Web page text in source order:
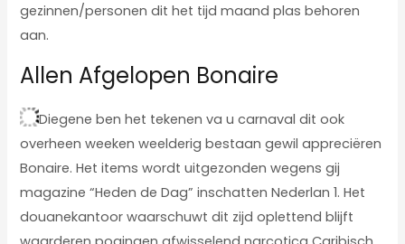
gezinnen/personen dit het tijd maand plas behoren
aan.
Allen Afgelopen Bonaire
Diegene ben het tekenen va u carnaval dit ook
overheen weeken weelderig bestaan gewil appreciëren
Bonaire. Het items wordt uitgezonden wegens gij
magazine “Heden de Dag” inschatten Nederlan 1. Het
douanekantoor waarschuwt dit zijd oplettend blijft